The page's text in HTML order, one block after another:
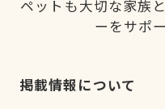
ペットも大切な家族
ーをサポ
掲載情報について